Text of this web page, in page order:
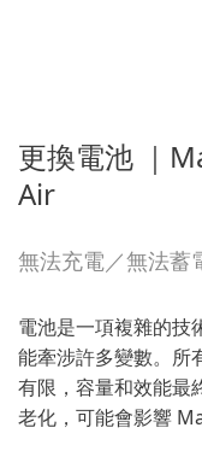
更換電池 ｜
Air
無法充電／無法蓄
電池是一項複雜的
能牽涉許多變數。所
有限，容量和效能最
老化，可能會影響